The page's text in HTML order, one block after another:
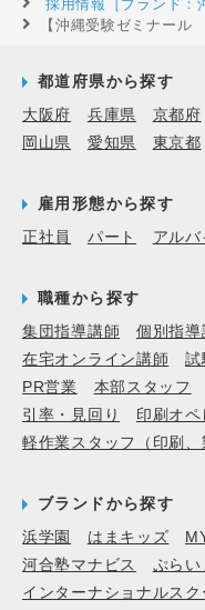
採用情報［ブランド：
【沖縄受験ゼミナール 教務部】世界で活躍でき
都道府県から探す
大阪府
兵庫県 京都府
岡山県
愛知県 東京都
雇用形態から探す
正社員
パート アルバ
職種から探す
集団指導講師
個別指導
在宅オンライン講師
試
PR営業
本部スタッフ
引率・見回り
印刷オ
軽作業スタッフ（印刷、
ブランドから探す
浜学園
はまキッズ
河合塾マナビス
ぷらい
インターナショナルスク